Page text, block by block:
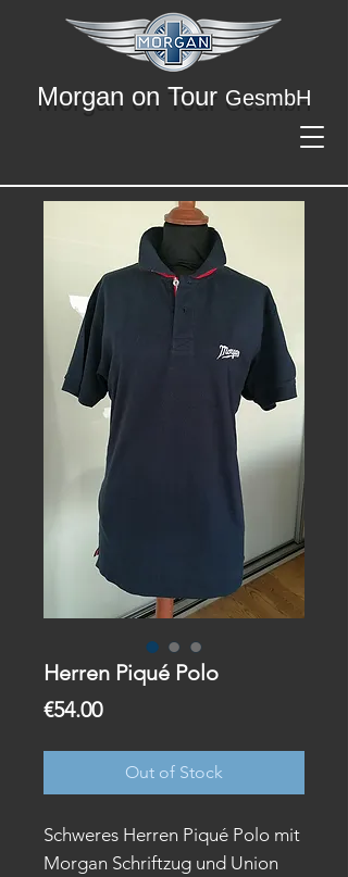
Morgan on Tour GesmbH
Herren Piqué Polo
€54.00Price
Out of Stock
Schweres Herren Piqué Polo mit
Morgan Schriftzug und Union